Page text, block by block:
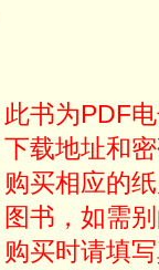
此书为PDF
下载地址和
购买相应的
图书，如需
购买时请填